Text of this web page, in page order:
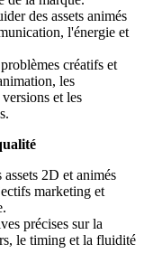
des assets animés
l'énergie et
créatifs et
les
et les
2D et animés
marketing et
précises sur la
le timing et la fluidité